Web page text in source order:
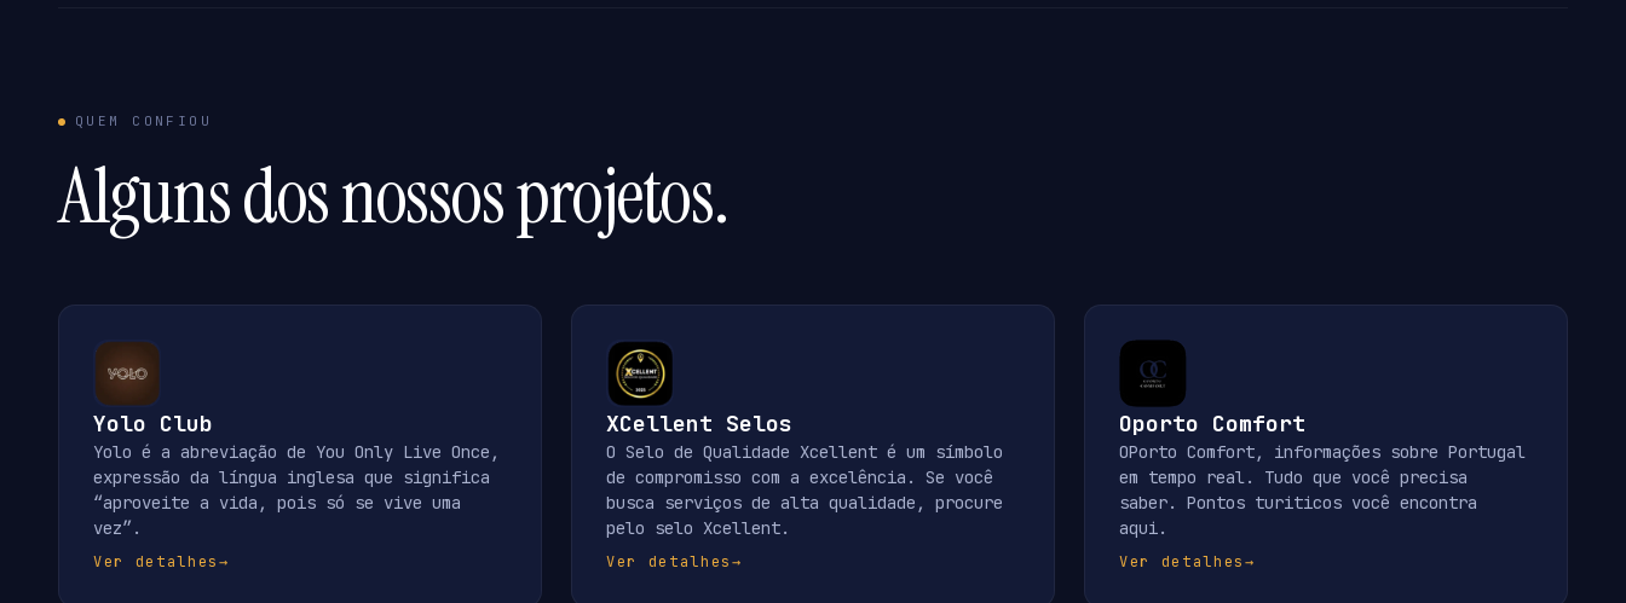
QUEM CONFIOU
Alguns dos nossos projetos.
Yolo Club
Yolo é a abreviação de You Only Live Once,
expressão da língua inglesa que significa
“aproveite a vida, pois só se vive uma
vez”.
Ver detalhes→
XCellent Selos
O Selo de Qualidade Xcellent é um símbolo
de compromisso com a excelência. Se você
busca serviços de alta qualidade, procure
pelo selo Xcellent.
Ver detalhes→
Oporto Comfort
OPorto Comfort, informações sobre Portugal
em tempo real. Tudo que você precisa
saber. Pontos turiticos você encontra
aqui.
Ver detalhes→